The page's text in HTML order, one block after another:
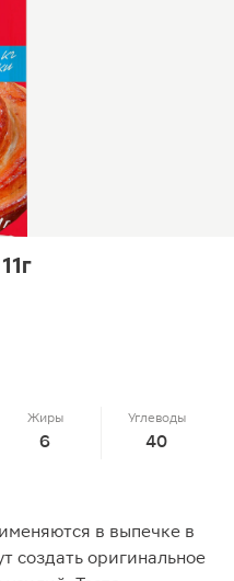
Жиры
6
Углеводы
40
в выпечке в
создать оригинальное